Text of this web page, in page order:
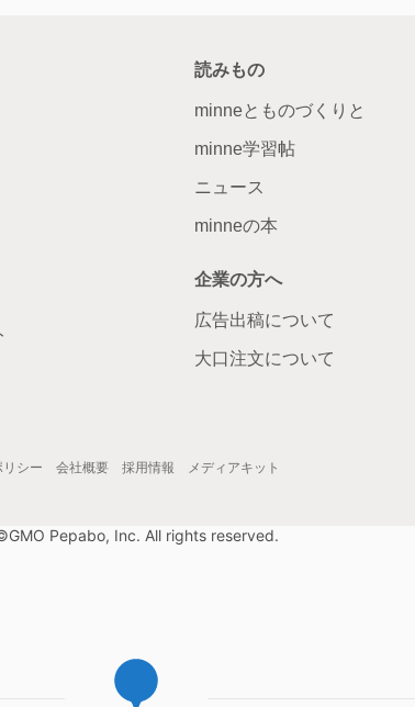
読みもの
minneとものづくりと
minne学習帖
ニュース
minneの本
企業の方へ
広告出稿について
大口注文について
シー 会社概要 採用情報 メディアキット
Pepabo, Inc. All rights reserved.